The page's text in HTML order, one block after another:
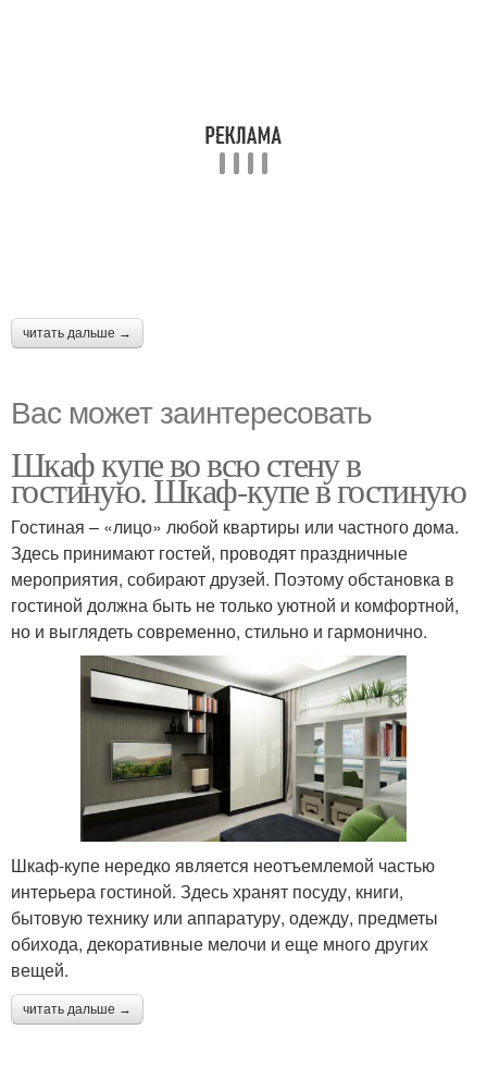
читать дальше →
Вас может заинтересовать
Шкаф купе во всю стену в
гостиную. Шкаф-купе в гостиную
Гостиная – «лицо» любой квартиры или частного дома.
Здесь принимают гостей, проводят праздничные
мероприятия, собирают друзей. Поэтому обстановка в
гостиной должна быть не только уютной и комфортной,
но и выглядеть современно, стильно и гармонично.
Шкаф-купе нередко является неотъемлемой частью
интерьера гостиной. Здесь хранят посуду, книги,
бытовую технику или аппаратуру, одежду, предметы
обихода, декоративные мелочи и еще много других
вещей.
читать дальше →